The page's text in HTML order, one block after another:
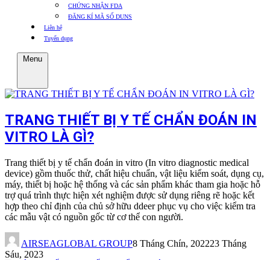
CHỨNG NHẬN FDA
ĐĂNG KÍ MÃ SỐ DUNS
Liên hệ
Tuyển dụng
Menu
TRANG THIẾT BỊ Y TẾ CHẨN ĐOÁN IN
VITRO LÀ GÌ?
Trang thiết bị y tế chẩn đoán in vitro (In vitro diagnostic medical
device) gồm thuốc thử, chất hiệu chuẩn, vật liệu kiểm soát, dụng cụ,
máy, thiết bị hoặc hệ thống và các sản phẩm khác tham gia hoặc hỗ
trợ quá trình thực hiện xét nghiệm được sử dụng riêng rẽ hoặc kết
hợp theo chỉ định của chủ sở hữu ddeer phục vụ cho việc kiểm tra
các mẫu vật có nguồn gốc từ cơ thể con người.
AIRSEAGLOBAL GROUP8 Tháng Chín, 202223 Tháng
Sáu, 2023